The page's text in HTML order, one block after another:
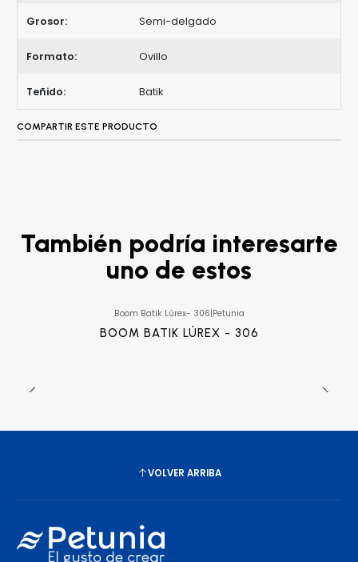
Grosor: Semi-delgado
Formato: Ovillo
Teñido: Batik
COMPARTIR ESTE PRODUCTO
También podría interesarte
uno de estos
Boom Batik Lúrex- 306|Petunia
BOOM BATIK LÚREX - 306
VOLVER ARRIBA